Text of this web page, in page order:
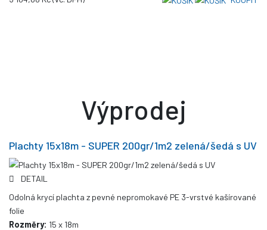
Výprodej
Plachty 15x18m - SUPER 200gr/1m2 zelená/šedá s UV
DETAIL
Odolná krycí plachta z pevné nepromokavé PE 3-vrstvé kašírované
folie
Rozměry: 15 x 18m